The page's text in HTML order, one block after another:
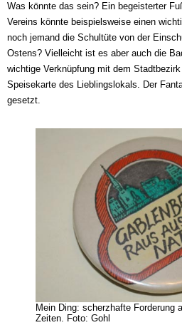
Was könnte das sein? Ein begeisterter
Vereins könnte beispielsweise einen
noch jemand die Schultüte von der
Ostens? Vielleicht ist es aber auch die
wichtige Verknüpfung mit dem
Speisekarte des Lieblingslokals. Der
gesetzt.
Mein Ding: scherzhafte Forderung
Zeiten. Foto: Gohl